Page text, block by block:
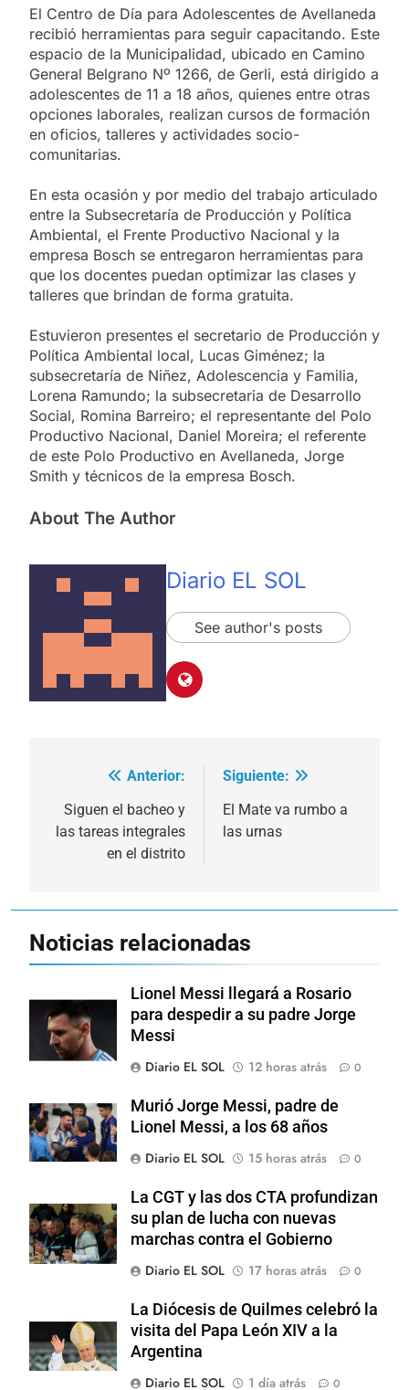
El Centro de Día para Adolescentes de Avellaneda
recibió herramientas para seguir capacitando. Este
espacio de la Municipalidad, ubicado en Camino
General Belgrano Nº 1266, de Gerli, está dirigido a
adolescentes de 11 a 18 años, quienes entre otras
opciones laborales, realizan cursos de formación
en oficios, talleres y actividades socio-
comunitarias.
En esta ocasión y por medio del trabajo articulado
entre la Subsecretaría de Producción y Política
Ambiental, el Frente Productivo Nacional y la
empresa Bosch se entregaron herramientas para
que los docentes puedan optimizar las clases y
talleres que brindan de forma gratuita.
Estuvieron presentes el secretario de Producción y
Política Ambiental local, Lucas Giménez; la
subsecretaría de Niñez, Adolescencia y Familia,
Lorena Ramundo; la subsecretaria de Desarrollo
Social, Romina Barreiro; el representante del Polo
Productivo Nacional, Daniel Moreira; el referente
de este Polo Productivo en Avellaneda, Jorge
Smith y técnicos de la empresa Bosch.
About The Author
Diario EL SOL
See author's posts
Navegación
de
entradas
Anterior:
Siguen el bacheo y
las tareas integrales
en el distrito
Siguiente:
El Mate va rumbo a
las urnas
Noticias relacionadas
Lionel Messi llegará a Rosario
para despedir a su padre Jorge
Messi
Diario EL SOL
12 horas atrás 0
Murió Jorge Messi, padre de
Lionel Messi, a los 68 años
Diario EL SOL
15 horas atrás 0
La CGT y las dos CTA profundizan
su plan de lucha con nuevas
marchas contra el Gobierno
Diario EL SOL
17 horas atrás 0
La Diócesis de Quilmes celebró la
visita del Papa León XIV a la
Argentina
Diario EL SOL
1 día atrás 0